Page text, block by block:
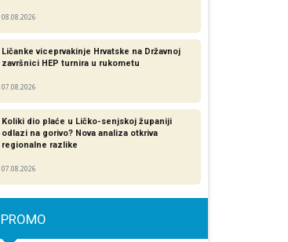
08.08.2026
Ličanke viceprvakinje Hrvatske na Državnoj
završnici HEP turnira u rukometu
07.08.2026
Koliki dio plaće u Ličko-senjskoj županiji
odlazi na gorivo? Nova analiza otkriva
regionalne razlike​
07.08.2026
PROMO